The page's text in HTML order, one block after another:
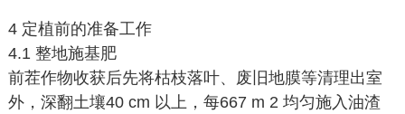
4 定植前的准备工作
4.1 整地施基肥
前茬作物收获后先将枯枝落叶、废旧地膜等清理出室
外，深翻土壤40 cm 以上，每667 m 2 均匀施入油渣